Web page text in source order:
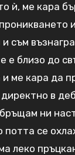
ѝ, ме кара
съм
е близо до
ме кара да
в
ни
потта се
леко